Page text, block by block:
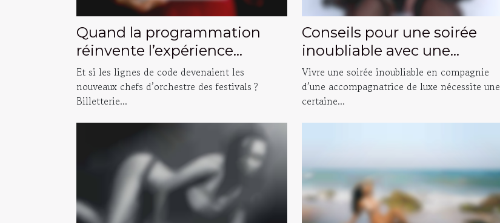
Quand la programmation
réinvente l’expérience
festivalière : histoires
inattendues
Et si les lignes de code devenaient les
nouveaux chefs d’orchestre des festivals ?
Billetterie...
Conseils pour une soirée
inoubliable avec une
accompagnatrice de luxe
Vivre une soirée inoubliable en compagnie
d’une accompagnatrice de luxe nécessite une
certaine...